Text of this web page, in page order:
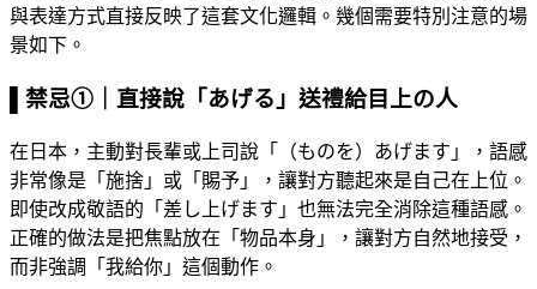
與表達方式直接反映了這套文化邏輯。幾個需要特別注意的場
景如下。
禁忌①｜直接說「あげる」送禮給目上の人
在日本，主動對長輩或上司說「（ものを）あげます」，語感
非常像是「施捨」或「賜予」，讓對方聽起來是自己在上位。
即使改成敬語的「差し上げます」也無法完全消除這種語感。
正確的做法是把焦點放在「物品本身」，讓對方自然地接受，
而非強調「我給你」這個動作。